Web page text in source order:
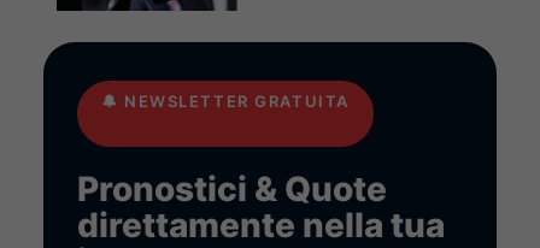
🔔 NEWSLETTER GRATUITA
Pronostici & Quote
direttamente nella tua